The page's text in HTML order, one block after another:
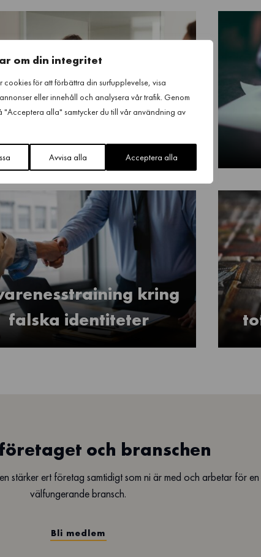
om din integritet
cookies för att förbättra din surfupplevelse, visa
eller innehåll och analysera vår trafik. Genom
"Acceptera alla" samtycker du till vår användning av
Avvisa alla Acceptera alla
Utbildning i
säkerhetsprövning
kring
falska identiteter
och branschen
stärker ert företag samtidigt som ni är med och arbetar för
välfungerande bransch.
Bli medlem